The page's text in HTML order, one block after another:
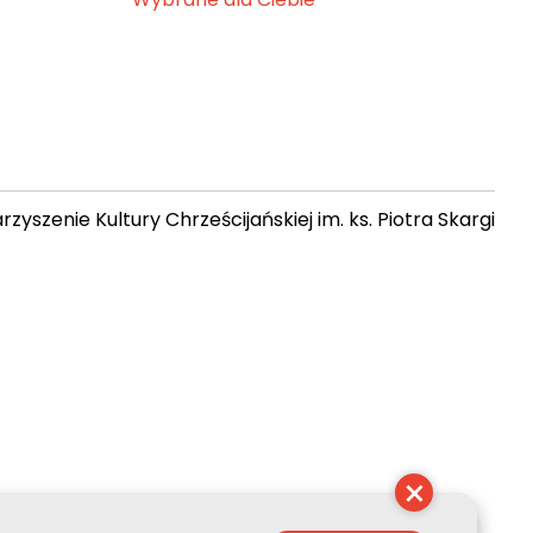
Kultury Chrześcijańskiej im. ks. Piotra Skargi
×